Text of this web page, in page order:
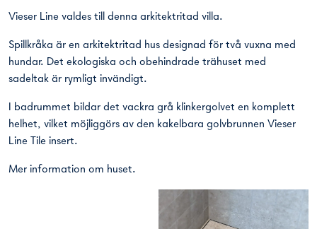
Vieser Line valdes till denna arkitektritad villa.
Spillkråka är en arkitektritad hus designad för två vuxna med
hundar. Det ekologiska och obehindrade trähuset med
sadeltak är rymligt invändigt.
I badrummet bildar det vackra grå klinkergolvet en komplett
helhet, vilket möjliggörs av den kakelbara golvbrunnen Vieser
Line Tile insert.
Mer information om huset.